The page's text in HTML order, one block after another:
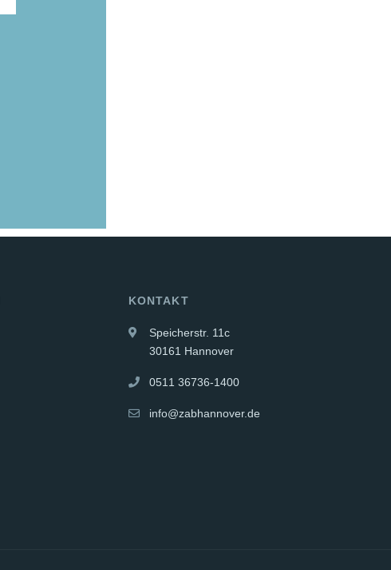
KONTAKT
Speicherstr. 11c
30161 Hannover
0511 36736-1400
info@zabhannover.de